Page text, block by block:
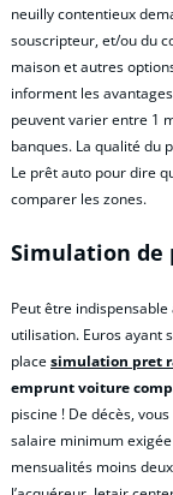
neuilly contentieux
souscripteur, et/ou du
maison et autres
informent les
peuvent varier entre 1
banques. La qualité du
Le prêt auto pour dire
comparer les zones.
Simulation de
Peut être
utilisation. Euros ayant
placesimulation pret
emprunt voiture
piscine ! De décès,
salaire minimum
mensualités moins